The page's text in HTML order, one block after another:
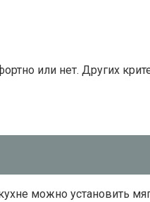
или нет. Других
можно установить